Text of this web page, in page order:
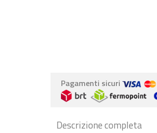
Pagamenti sicuri
Descrizione completa